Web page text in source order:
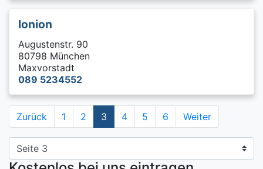
Ionion
Augustenstr. 90
80798 München
Maxvorstadt
089 5234552
Zurück 1 2 3 4 5 6 Weiter